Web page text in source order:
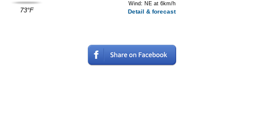
73°F
Wind: NE at 6km/h
Detail & forecast